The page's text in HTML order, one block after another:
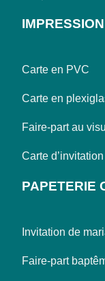
Carte en PVC
Carte en
Faire-part au
Carte d’invitation
PAPETERIE
Invitation de
Faire-part